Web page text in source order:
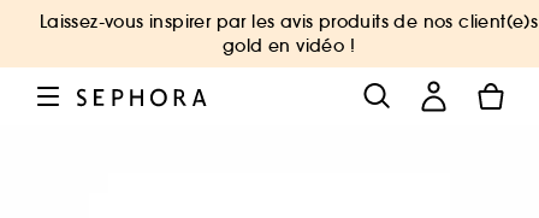
Laissez-vous inspirer par les avis produits de nos client(e)s
gold en vidéo !